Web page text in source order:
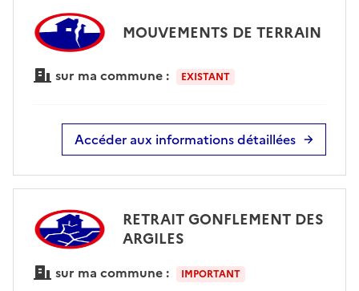
MOUVEMENTS DE TERRAIN
sur ma commune : EXISTANT
Accéder aux informations détaillées
RETRAIT GONFLEMENT DES
ARGILES
sur ma commune : IMPORTANT